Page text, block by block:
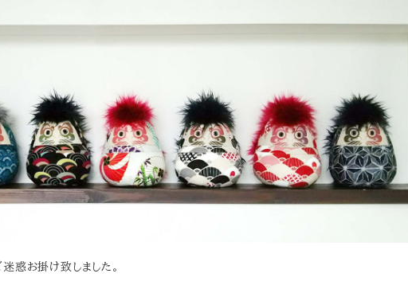
惑お掛け致しました。